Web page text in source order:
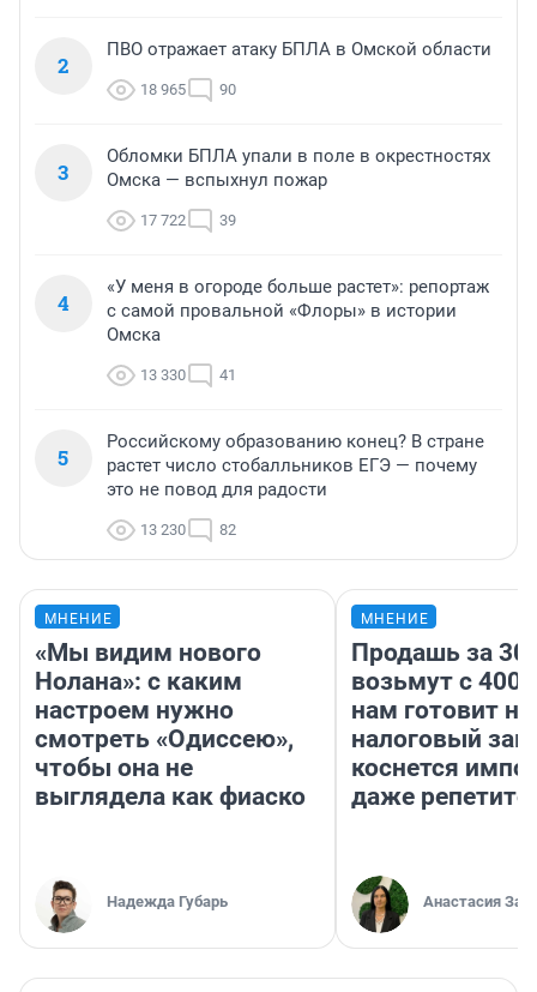
2
ПВО отражает атаку БПЛА в Омской области
18 965 90
3
Обломки БПЛА упали в поле в окрестностях
Омска — вспыхнул пожар
17 722 39
4
«У меня в огороде больше растет»: репортаж
с самой провальной «Флоры» в истории
Омска
13 330 41
5
Российскому образованию конец? В стране
растет число стобалльников ЕГЭ — почему
это не повод для радости
13 230 82
МНЕНИЕ
«Мы видим нового
Нолана»: с каким
настроем нужно
смотреть «Одиссею»,
чтобы она не
выглядела как фиаско
Надежда Губарь
МНЕНИЕ
Продашь за
возьмут с
нам готовит
налоговый
коснется
даже
Анастасия